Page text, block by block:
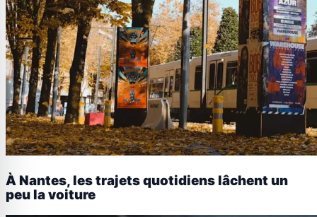
À Nantes, les trajets quotidiens lâchent un
peu la voiture